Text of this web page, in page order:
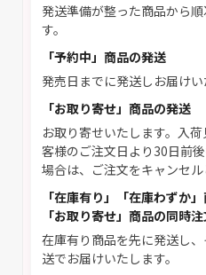
発送準備が整った商品から
す。
「予約中」商品の発送
発売日までに発送しお届けい
「お取り寄せ」商品の発送
お取り寄せいたします。入
客様のご注文日より30日前
場合は、ご注文をキャンセル
「在庫有り」「在庫わずか
「お取り寄せ」商品の同時
在庫有り商品を先に発送し
送でお届けいたします。